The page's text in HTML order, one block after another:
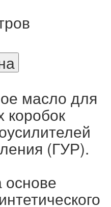
масло для
коробок
(ГУР).
основе